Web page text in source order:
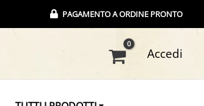
PAGAMENTO A ORDINE PRONTO
Accedi